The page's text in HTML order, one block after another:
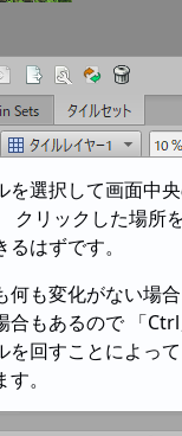
を選択して画面中
クリックした場所
はずです。
何も変化がない場
合もあるので 「
を回すことによっ
。